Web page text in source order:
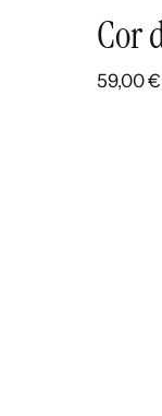
Cor
59,00€